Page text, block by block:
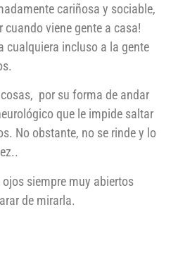
cariñosa y sociable,
cuando viene gente a casa!
cualquiera incluso a la gente
por su forma de andar
que le impide saltar
No obstante, no se rinde y lo
siempre muy abiertos
de mirarla.